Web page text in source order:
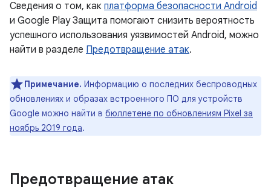
Сведения о том, как платформа безопасности Android
и Google Play Защита помогают снизить вероятность
успешного использования уязвимостей Android, можно
найти в разделе Предотвращение атак.
Примечание. Информацию о последних беспроводных
обновлениях и образах встроенного ПО для устройств
Google можно найти в бюллетене по обновлениям Pixel за
ноябрь 2019 года.
Предотвращение атак